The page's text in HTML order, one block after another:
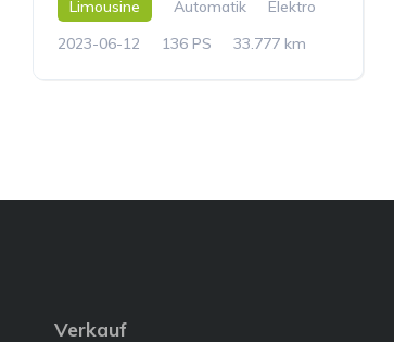
Limousine Automatik
Elektro
2023-06-12
136 PS 33.777 km
Verkauf